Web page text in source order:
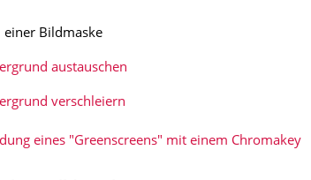
einer Bildmaske
austauschen
verschleiern
eines "Greenscreens" mit einem Chromakey